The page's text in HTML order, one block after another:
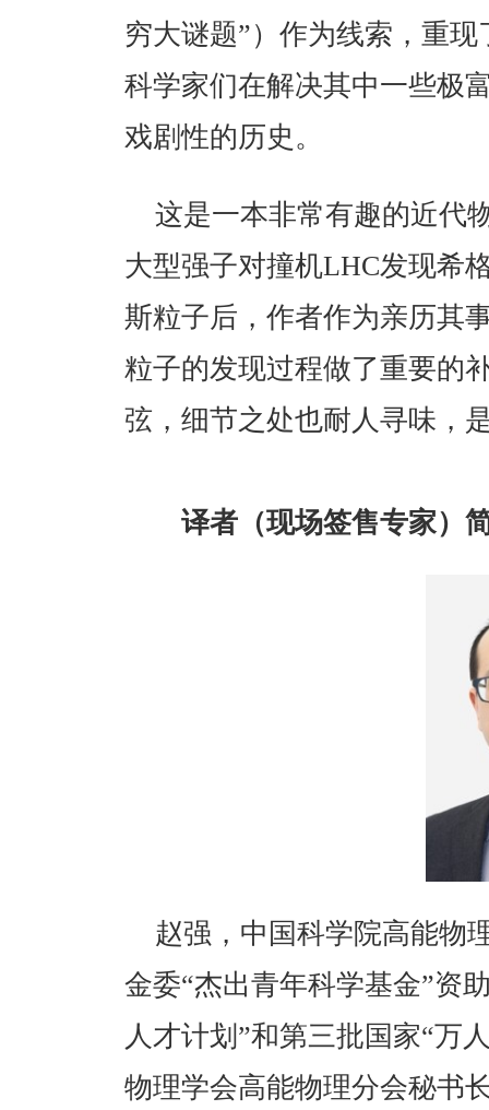
穷大谜题”）作为线索，重
科学家们在解决其中一些极
戏剧性的历史。
这是一本非常有趣的近代
大型强子对撞机LHC发现希
斯粒子后，作者作为亲历其
粒子的发现过程做了重要的
弦，细节之处也耐人寻味，
译者（现场签售专家
赵强，中国科学院高能物
金委“杰出青年科学基金”资
人才计划”和第三批国家“万
物理学会高能物理分会秘书